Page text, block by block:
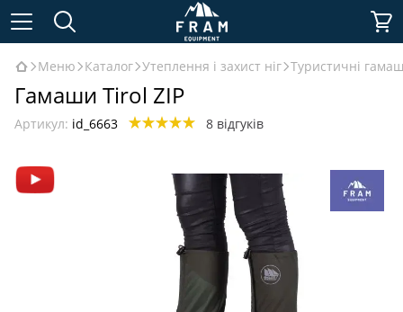
Меню Каталог Утеплення і захист ніг Туристичні
Гамаши Tirol ZIP
Артикул: id_6663 8 відгуків